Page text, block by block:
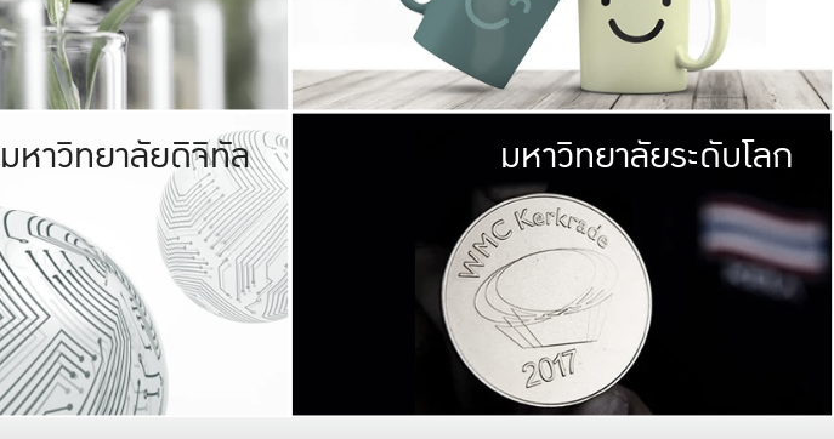
ให้กับประชาชน
มหาวิทยาลัยรับผิดชอบต่อสังคม
ร่วมมือกับชุมชน เพื่อความกินดีอยู่ดี
และความสุขอย่างยั่งยืน
มองปัญหาในภาพกว้าง
แก้ไขจากปัญหาจุดเล็กๆ
มหาวิทยาลัยดิจิทัล มหาวิทยา
พร้อมที่จ
และผลักดันในการใช้ระบบส
เพื่อการทำงานแ
มหาวิทยาลัยระดับโลก